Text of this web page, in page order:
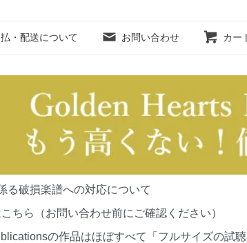
・配送について お問い合わせ カー
る破損楽譜への対応について
ちら（お問い合わせ前にご確認ください）
の作品はほぼすべて「フルサイズの試